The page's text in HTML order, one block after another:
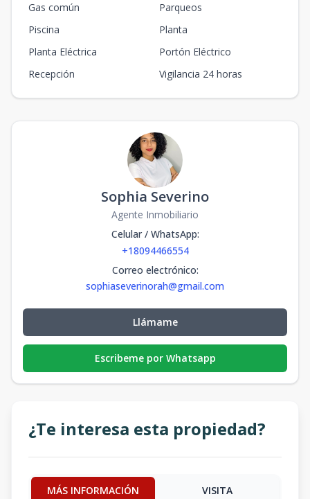
Gas común
Parqueos
Piscina
Planta
Planta Eléctrica
Portón Eléctrico
Recepción
Vigilancia 24 horas
Sophia Severino
Agente Inmobiliario
Celular / WhatsApp:
+18094466554
Correo electrónico:
sophiaseverinorah@gmail.com
Llámame
Escribeme por Whatsapp
¿Te interesa esta propiedad?
MÁS INFORMACIÓN VISITA